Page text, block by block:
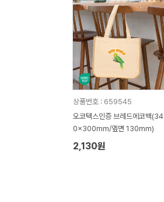
상품번호 : 659545
오코텍스인증 브레드에코백(34
0x300mm/옆면 130mm)
2,130원